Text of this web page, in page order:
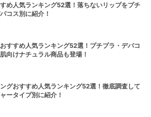
め人気ランキング52選！落ちないリップをプチ
コス別に紹介！
すすめ人気ランキング52選！プチプラ・デパコ
向けナチュラル商品も登場！
グおすすめ人気ランキング52選！徹底調査して
ータイプ別に紹介！